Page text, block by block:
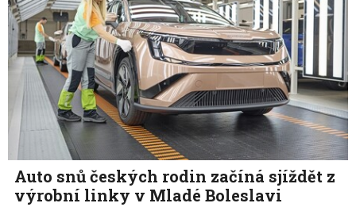
Auto snů českých rodin začíná sjíždět z
výrobní linky v Mladé Boleslavi